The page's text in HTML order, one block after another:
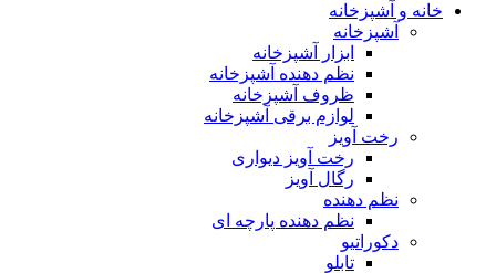
خانه و آشپزخانه
آشپزخانه
ابزار آشپزخانه
نظم دهنده آشپزخانه
ظروف آشپزخانه
لوازم برقی آشپزخانه
رخت آویز
رخت آویز دیواری
رگال آویز
نظم دهنده
نظم دهنده پارچه ای
دکوراتیو
تابلو